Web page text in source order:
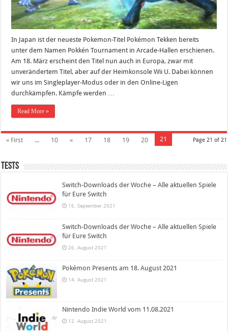
In Japan ist der neueste Pokemon-Titel Pokémon Tekken bereits
unter dem Namen Pokkén Tournament in Arcade-Hallen erschienen.
Am 18. März erscheint den Titel nun auch in Europa, zwar mit
unverändertem Titel, aber auf der Heimkonsole Wii U. Dabei können
wir uns im Singleplayer-Modus oder in den Online-Ligen
durchkämpfen. Kämpfe werden …
Read More »
Page 21 of 21
« First ... 10 « 17 18 19 20 21
Tests
Switch-Downloads der Woche – Alle aktuellen Spiele
für Eure Switch
16. September 2021
Switch-Downloads der Woche – Alle aktuellen Spiele
für Eure Switch
26. August 2021
Pokémon Presents am 18. August 2021
14. August 2021
Nintendo Indie World vom 11.08.2021
12. August 2021